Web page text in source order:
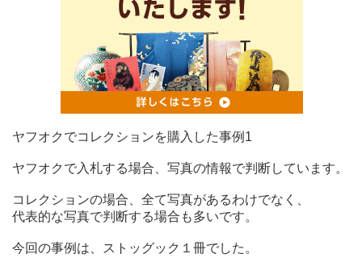
ヤフオクでコレクションを購入した事例1
ヤフオクで入札する場合、写真の情報で判断しています。
コレクションの場合、全て写真があるわけでなく、
代表的な写真で判断する場合も多いです。
今回の事例は、ストッグック１冊でした。